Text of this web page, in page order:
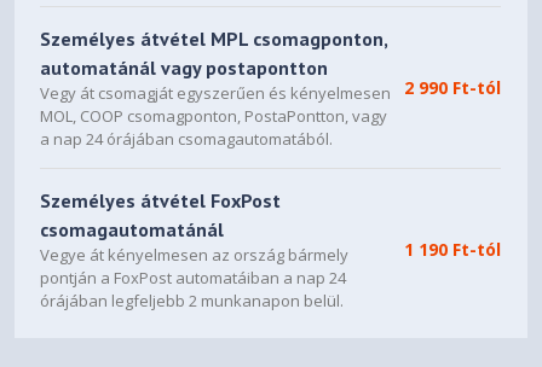
Személyes átvétel MPL csomagponton,
automatánál vagy postapontton
Vegy át csomagját egyszerűen és kényelmesen
MOL, COOP csomagponton, PostaPontton, vagy
a nap 24 órájában csomagautomatából.
2 990 Ft-tól
Személyes átvétel FoxPost
csomagautomatánál
Vegye át kényelmesen az ország bármely
pontján a FoxPost automatáiban a nap 24
órájában legfeljebb 2 munkanapon belül.
1 190 Ft-tól